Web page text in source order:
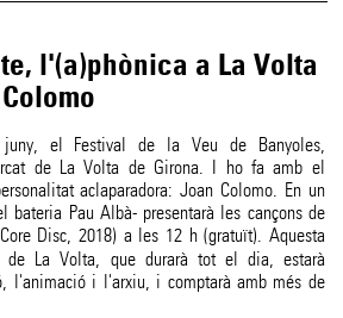
l'(a)phònica a La Volta
el Festival de la Veu de Banyoles,
de La Volta de Girona. I ho fa amb el
aclaparadora: Joan Colomo. En un
bateria Pau Albà- presentarà les cançons de
Disc, 2018) a les 12 h (gratuït). Aquesta
de La Volta, que durarà tot el dia, estarà
l'animació i l'arxiu, i comptarà amb més de